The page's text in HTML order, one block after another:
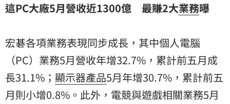
這PC大廠5月營收近1300億 最賺2大業務曝
宏碁各項業務表現同步成長，其中個人電腦
（PC）業務5月營收年增32.7%，累計前五月成
長31.1%； 顯示器產品5月年增30.7%，累計前五
月則小增0.8%。此外，電競與遊戲相關業務5月